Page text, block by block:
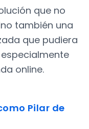
que no
también una
que pudiera
online.